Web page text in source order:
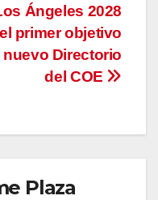
Ángeles 2028
primer objetivo
nuevo Directorio
del COE
Plaza